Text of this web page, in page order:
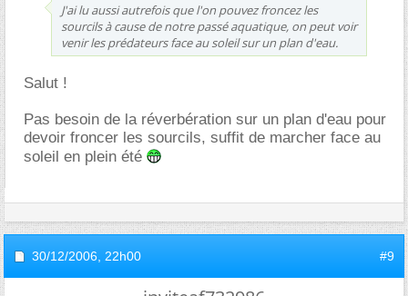
J'ai lu aussi autrefois que l'on pouvez froncez les
sourcils à cause de notre passé aquatique, on peut voir
venir les prédateurs face au soleil sur un plan d'eau.
Salut !
Pas besoin de la réverbération sur un plan d'eau pour
devoir froncer les sourcils, suffit de marcher face au
soleil en plein été
30/12/2006, 22h00 #9